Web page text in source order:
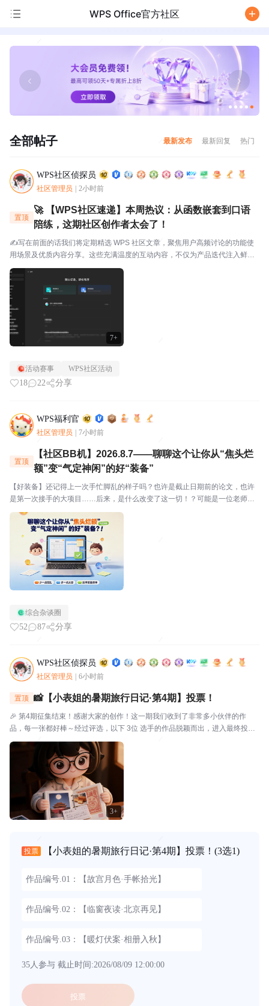
WPS Office官方社区
全部帖子 最新发布 最新回复 热门
WPS社区侦探员
社区管理员 2小时前
7+
置顶
🚀 【WPS社区速递】本周热议：从函数嵌套到口语
陪练，这期社区创作者太会了！
✍️写在前面的话我们将定期精选 WPS 社区文章，聚焦用户高频讨论的功能使
用场景及优质内容分享。这些充满温度的互动内容，不仅为产品迭代注入鲜活
灵感，更搭建起官方与用户的双向沟通桥梁，每一份分享都值得被看见与珍
视。⭐关于WPS社区WPS社区（bbs.wps....
活动赛事 WPS社区活动
18 22 分享
WPS福利官
社区管理员 7小时前
置顶
【社区BB机】2026.8.7——聊聊这个让你从“焦头烂
额”变“气定神闲”的好“装备”
【好装备】还记得上一次手忙脚乱的样子吗？也许是截止日期前的论文，也许
是第一次接手的大项目……后来，是什么改变了这一切！？可能是一位老师一
语道破迷局？也可能是一个工具让你从手忙脚乱变得从容不迫？还可能是一份
好心态让你从焦头烂额变得从容不迫？分享格式建议：欢迎...
综合杂谈圈
52 87 分享
WPS社区侦探员
社区管理员 6小时前
3+
置顶 📸【小表姐的暑期旅行日记·第4期】投票！
🎉 第4期征集结束！感谢大家的创作！这一期我们收到了非常多小伙伴的作
品，每一张都好棒～经过评选，以下 3位 选手的作品脱颖而出，进入最终投
票！🗳️ 入选作品🔴作品编号.01：【故宫月色·手帐拾光】创作者：帅羊帅提示
词/思路：小表姐穿着家居装，坐在在家中的书...
投票 【小表姐的暑期旅行日记·第4期】投票！ (3选1)
作品编号.01：【故宫月色·手帐拾光】
作品编号.02：【临窗夜读·北京再见】
作品编号.03：【暖灯伏案·相册入秋】
35人参与 截止时间:2026/08/09 12:00:00
投票